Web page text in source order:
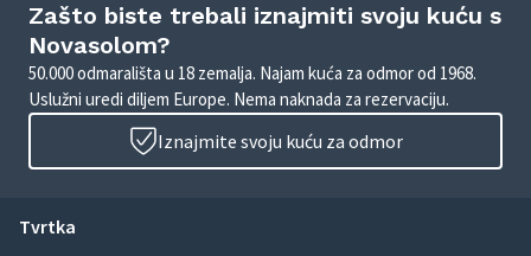
Zašto biste trebali iznajmiti svoju kuću s
Novasolom?
50.000 odmarališta u 18 zemalja. Najam kuća za odmor od 1968.
Uslužni uredi diljem Europe. Nema naknada za rezervaciju.
Iznajmite svoju kuću za odmor
Tvrtka